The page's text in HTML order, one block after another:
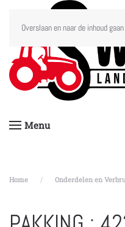
Overslaan en naar de inhoud gaan
Menu
Home Onderdelen en